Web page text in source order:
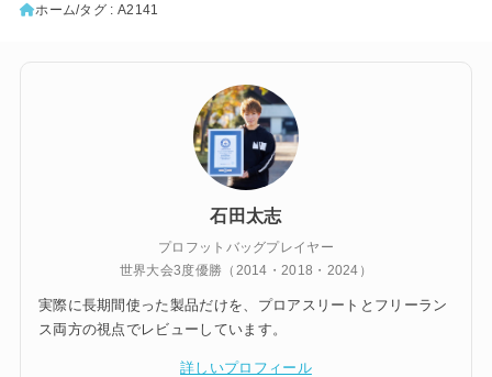
ホーム タグ : A2141
石田太志
プロフットバッグプレイヤー
世界大会3度優勝（2014・2018・2024）
実際に長期間使った製品だけを、プロアスリートとフリーラン
ス両方の視点でレビューしています。
詳しいプロフィール